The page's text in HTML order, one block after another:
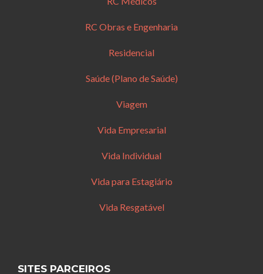
RC Obras e Engenharia
Residencial
Saúde (Plano de Saúde)
Viagem
Vida Empresarial
Vida Individual
Vida para Estagiário
Vida Resgatável
SITES PARCEIROS